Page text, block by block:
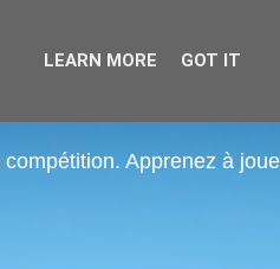
Apprenez à
LEARN MORE GOT IT